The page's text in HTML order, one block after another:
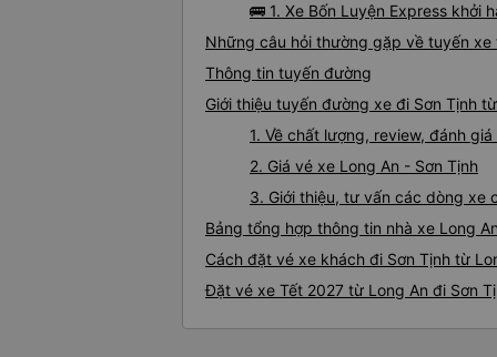
🚌 1. Xe Bốn Luyện Express khởi
Những câu hỏi thường gặp về tuyến xe
Thông tin tuyến đường
Giới thiệu tuyến đường xe đi Sơn Tịnh
1. Về chất lượng, review, đánh
2. Giá vé xe Long An - Sơn Tịnh
3. Giới thiệu, tư vấn các dòng xe
Bảng tổng hợp thông tin nhà xe Long
Cách đặt vé xe khách đi Sơn Tịnh từ
Đặt vé xe Tết 2027 từ Long An đi Sơn